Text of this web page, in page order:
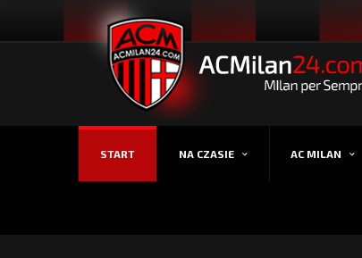
START NA CZASIE AC MILAN